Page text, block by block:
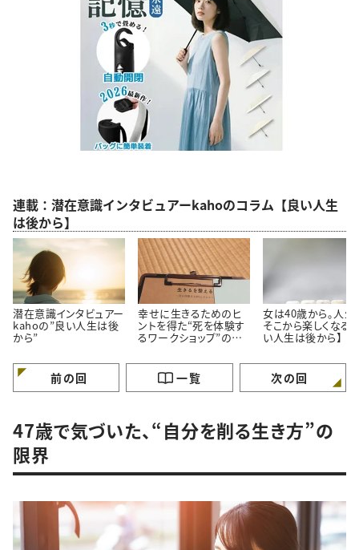
連載：潜在意識インタビュアーkahoのコラム【良い人生
は後から】
潜在意識インタビュアー
kahoの”良い人生は後
から”
幸せに生きるためのヒ
ントを得た“死を体験す
るワークショップ”の話
女は40歳から。人生
そこから楽しくなる。
い人生は後から】
前の回 一覧 次の回
47歳で気づいた、“自分を削る生き方”の
限界